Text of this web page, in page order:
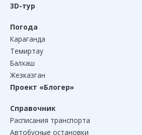
3D-тур
Погода
Караганда
Темиртау
Балхаш
Жезказган
Проект «Блогер»
Справочник
Расписания транспорта
Автобусные остановки